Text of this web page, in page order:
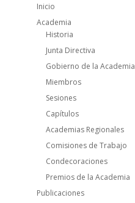
Inicio
Academia
Historia
Junta Directiva
Gobierno de la Academia
Miembros
Sesiones
Capítulos
Academias Regionales
Comisiones de Trabajo
Condecoraciones
Premios de la Academia
Publicaciones